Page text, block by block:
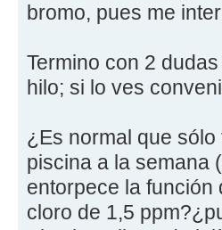
bromo, pues me
Termino con 2
hilo; si lo ves
¿Es normal que
piscina a la semana
entorpece la función
cloro de 1,5